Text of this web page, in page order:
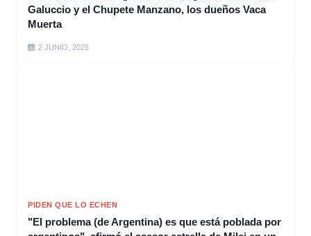
Galuccio y el Chupete Manzano, los dueños Vaca
Muerta
2 JUNIO, 2025
PIDEN QUE LO ECHEN
"El problema (de Argentina) es que está poblada por